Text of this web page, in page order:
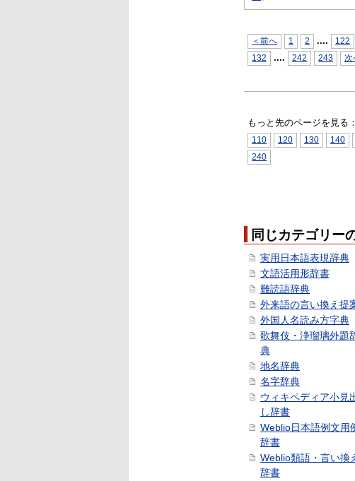
＜前へ 1 2 .... 122
132
.... 242 243 次
もっと先のページを見る：
110
120 130 140
240
同じカテゴリー
実用日本語表現辞典
文語活用形辞書
難読語辞典
外来語の言い換え提
外国人名読み方字典
歌舞伎・浄瑠璃外題
典
地名辞典
名字辞典
ウィキペディア小見
し辞書
Weblio日本語例文用
辞書
Weblio類語・言い換
辞書